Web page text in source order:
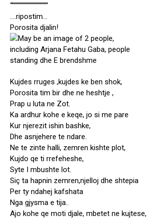
“””””””””””””””””””
….ripostim…
Porosita djalin!
Kujdes rruges ,kujdes ke ben shok,
Porosita tim bir dhe ne heshtje ,
Prap u luta ne Zot.
Ka ardhur kohe e keqe, jo si me pare
Kur njerezit ishin bashke,
Dhe asnjehere te ndare.
Ne te zinte halli, zemren kishte plot,
Kujdo qe ti rrefeheshe,
Syte I mbushte lot.
Siç ta hapnin zemren,njelloj dhe shtepia
Per ty ndahej kafshata
Nga gjysma e tija..
Ajo kohe qe moti djale, mbetet ne kujtese,